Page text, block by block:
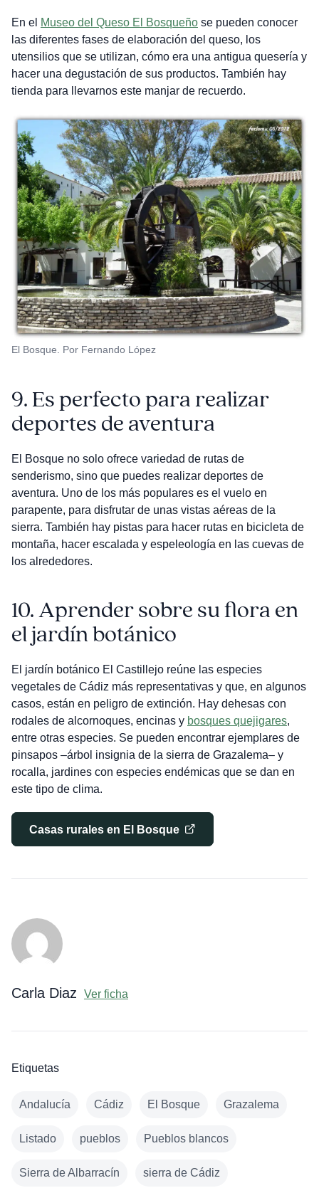
En el Museo del Queso El Bosqueñose pueden conocer
las diferentes fases de elaboración del queso, los
utensilios que se utilizan, cómo era una antigua quesería y
hacer una degustación de sus productos. También hay
tienda para llevarnos este manjar de recuerdo.
El Bosque. Por Fernando López
9.Es perfecto para realizar
deportes de aventura
El Bosque no solo ofrece variedad de rutas de
senderismo, sino que puedes realizar deportes de
aventura. Uno de los más populares es el vuelo en
parapente, para disfrutar de unas vistas aéreas de la
sierra. También hay pistas para hacer rutas en bicicleta de
montaña, hacer escalada y espeleología en las cuevas de
los alrededores.
10.Aprender sobre su flora en
el jardín botánico
El jardín botánico El Castillejo reúne las especies
vegetales de Cádiz más representativas y que, en algunos
casos, están en peligro de extinción. Hay dehesas con
rodales de alcornoques, encinas y bosques quejigares,
entre otras especies. Se pueden encontrar ejemplares de
pinsapos –árbol insignia de la sierra de Grazalema– y
rocalla, jardines con especies endémicas que se dan en
este tipo de clima.
Casas rurales en El Bosque
Carla Diaz Ver ficha
Etiquetas
Andalucía Cádiz El Bosque Grazalema
Listado pueblos Pueblos blancos
Sierra de Albarracín sierra de Cádiz